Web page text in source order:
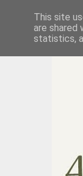
This site
are shared
statistics,